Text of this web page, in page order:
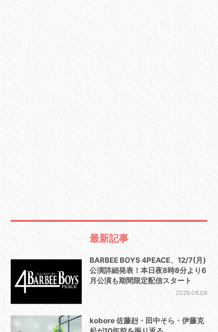
最新記事
BARBEE BOYS 4PEACE、12/7(月)
公演詳細発表！本日夜8時8分より6
月公演も期間限定配信スタート
2026.08.08
kobore 佐藤赳・田中そら・伊藤克